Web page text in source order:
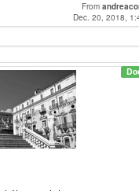
From
Dec. 20, 2018,